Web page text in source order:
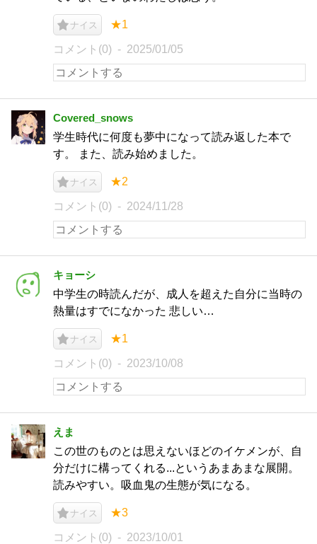
ナイス ★1
コメント(0) 2025/01/05
Covered_snows
学生時代に何度も夢中になって読み返した本で
す。 また、読み始めました。
ナイス ★2
コメント(0) 2024/11/28
キョーシ
中学生の時読んだが、成人を超えた自分に当時の
熱量はすでになかった 悲しい…
ナイス ★1
コメント(0) 2023/10/08
えま
この世のものとは思えないほどのイケメンが、自
分だけに構ってくれる...というあまあまな展開。
読みやすい。吸血鬼の生態が気になる。
ナイス ★3
コメント(0) 2023/10/01